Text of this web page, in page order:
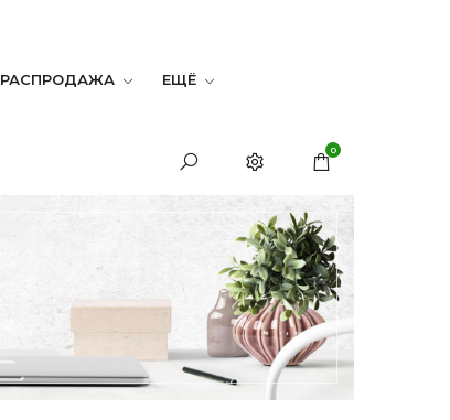
РАСПРОДАЖА ЕЩЁ
0